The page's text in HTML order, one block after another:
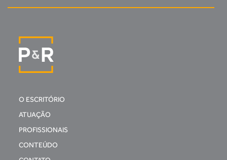
O ESCRITÓRIO
ATUAÇÃO
PROFISSIONAIS
CONTEÚDO